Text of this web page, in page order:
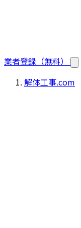
業者登録（無料）
解体工事.com